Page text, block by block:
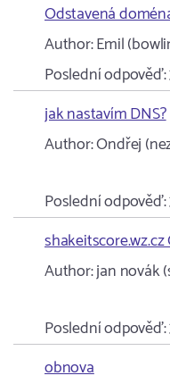
Odstavená
Author:Emil
Poslední odpověď:
jak nastavím DNS?
Author:Ondřej
Poslední odpověď:
Author:jan novák
Poslední odpověď:
obnova